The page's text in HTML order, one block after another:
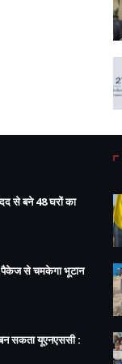
से बने 48 घरों का
पैकेज से चमकेगा भूटान
सकता यूएनएससी :